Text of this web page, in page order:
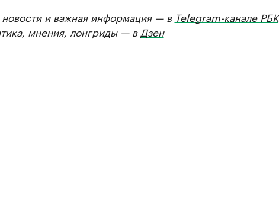
и важная информация — в Telegram-канале РБК
мнения, лонгриды — в Дзен